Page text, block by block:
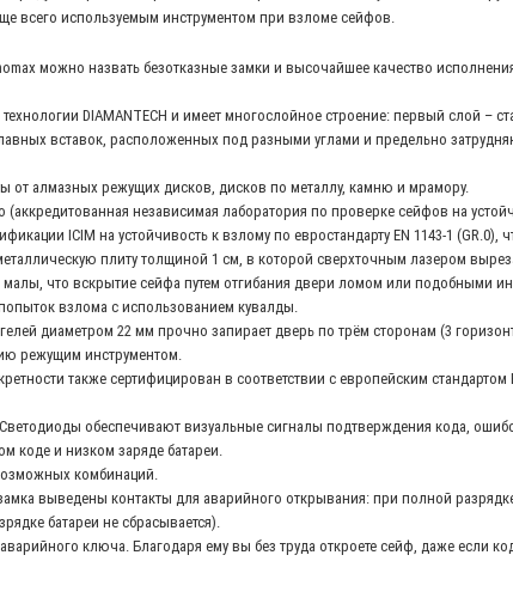
всего используемым инструментом при взломе сейфов.
можно назвать безотказные замки и высочайшее качество
DIAMANTECH и имеет многослойное строение: первый слой –
вставок, расположенных под разными углами и предельно
алмазных режущих дисков, дисков по металлу, камню и мрамору.
независимая лаборатория по проверке сейфов на
ICIM на устойчивость к взлому по евростандарту EN 1143-1 (GR.0),
плиту толщиной 1 см, в которой сверхточным лазером
что вскрытие сейфа путем отгибания двери ломом или подобными
взлома с использованием кувалды.
диаметром 22 мм прочно запирает дверь по трём сторонам (3
режущим инструментом.
также сертифицирован в соответствии с европейским стандартом
обеспечивают визуальные сигналы подтверждения кода,
коде и низком заряде батареи.
комбинаций.
выведены контакты для аварийного открывания: при полной
батареи не сбрасывается).
ключа. Благодаря ему вы без труда откроете сейф, даже если